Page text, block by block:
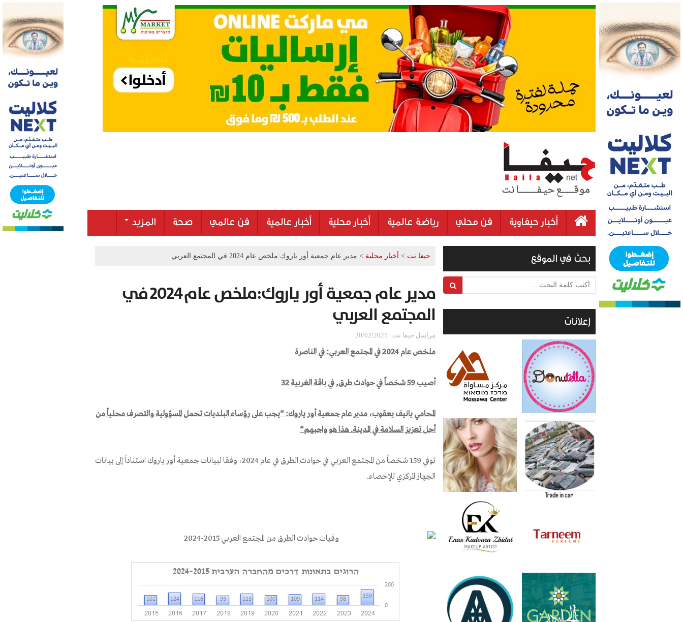
أخبار حيفاوية فن محلي رياضة عالمية أخبار محلية أخبار عالمية فن عالمي صحة المزيد
حيفا نت > أخبار محلية > مدير عام جمعية أور ياروك:ملخص عام 2024 في المجتمع العربي
مدير عام جمعية أور ياروك:ملخص عام 2024 في
المجتمع العربي
مراسل حيفا نت | 20/02/2025
ملخص عام في المجتمع العربي: في الناصرة
أصيب شخصاً في حوادث طرق, في باقة الغربية
المحامي يانيف يعقوب، مدير عام جمعية أور ياروك: “يجب على رؤساء البلديات تحمل المسؤولية والتصرف محلياًمن
أجل تعزيز السلامة في المدينة. هذا هو واجبهم“
توفي 159 شخصاً من المجتمع العربي في حوادث الطرق في عام 2024، وفقا لبيانات جمعية أور ياروك استناداً إلى بيانات
الجهاز المركزي للإحصاء.
بحث في الموقع
أكتب كلمة البحث ...
إعلانات